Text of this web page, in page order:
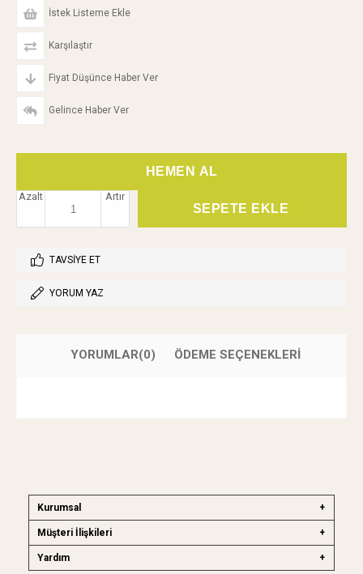
İstek Listeme Ekle
Karşılaştır
Fiyat Düşünce Haber Ver
Gelince Haber Ver
Artır
Azalt
TAVSIYE ET
YORUM YAZ
YORUMLAR(0) ÖDEME SEÇENEKLERI
Kurumsal
Müşteri İlişkileri
Yardım